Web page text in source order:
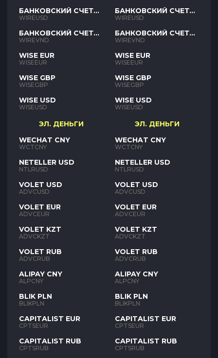
БАНКОВСКИЙ СЧЕТ
USD
WIREUSD
БАНКОВСКИЙ СЧЕТ
VND
WIREVND
WISE EUR
WISEEUR
WISE GBP
WISEGBP
WISE USD
WISEUSD
ЭЛ. ДЕНЬГИ
WECHAT CNY
WCTCNY
NETELLER USD
NTLRUSD
VOLET USD
ADVCUSD
VOLET EUR
ADVCEUR
VOLET KZT
ADVCKZT
VOLET RUB
ADVCRUB
ALIPAY CNY
ALPCNY
BLIK PLN
BLIKPLN
CAPITALIST EUR
CPTSEUR
CAPITALIST RUB
CPTSRUB
БАНКОВСКИЙ СЧЕТ
USD
WIREUSD
БАНКОВСКИЙ СЧЕТ
VND
WIREVND
WISE EUR
WISEEUR
WISE GBP
WISEGBP
WISE USD
WISEUSD
ЭЛ. ДЕНЬГИ
WECHAT CNY
WCTCNY
NETELLER USD
NTLRUSD
VOLET USD
ADVCUSD
VOLET EUR
ADVCEUR
VOLET KZT
ADVCKZT
VOLET RUB
ADVCRUB
ALIPAY CNY
ALPCNY
BLIK PLN
BLIKPLN
CAPITALIST EUR
CPTSEUR
CAPITALIST RUB
CPTSRUB